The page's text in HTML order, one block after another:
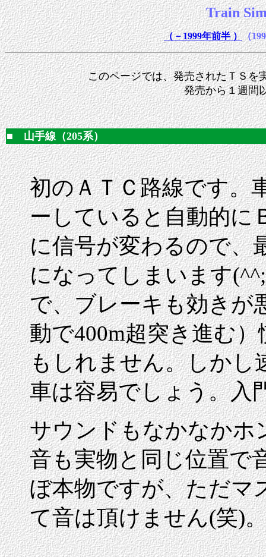
Train
（－1999年前半 ）（
このページでは、発売されたＴＳを
発売から１週間
■ 山手線（205系）
初のＡＴＣ路線です。
ーしていると自動的に
に信号が変わるので、
になってしまいます
で、ブレーキも効きが
動で400m超突き進む
もしれません。しかし
車は容易でしょう。入
サウンドもなかなかホ
音も実物と同じ位置で
ぼ本物ですが、ただマ
て音は頂けません(笑)